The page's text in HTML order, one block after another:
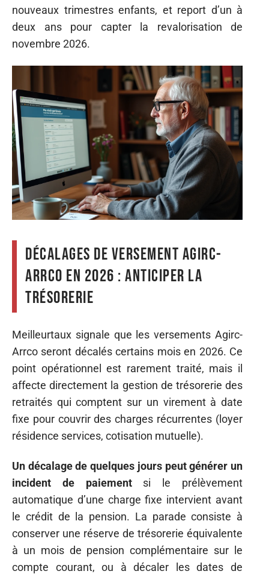
nouveaux trimestres enfants, et report d’un à
deux ans pour capter la revalorisation de
novembre 2026.
Décalages de versement Agirc-
Arrco en 2026 : anticiper la
trésorerie
Meilleurtaux signale que les versements Agirc-
Arrco seront décalés certains mois en 2026. Ce
point opérationnel est rarement traité, mais il
affecte directement la gestion de trésorerie des
retraités qui comptent sur un virement à date
fixe pour couvrir des charges récurrentes (loyer
résidence services, cotisation mutuelle).
Un décalage de quelques jours peut générer un
incident de paiementsi le prélèvement
automatique d’une charge fixe intervient avant
le crédit de la pension. La parade consiste à
conserver une réserve de trésorerie équivalente
à un mois de pension complémentaire sur le
compte courant, ou à décaler les dates de